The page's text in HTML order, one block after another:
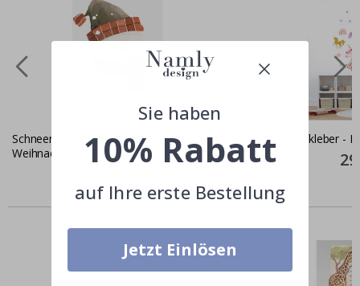
Schneemann Aufkleber für
Weihnachten
Wandaufkleber -
Ähnliche produkte
Sie haben
10% Rabatt
auf Ihre erste Bestellung
Jetzt Einlösen